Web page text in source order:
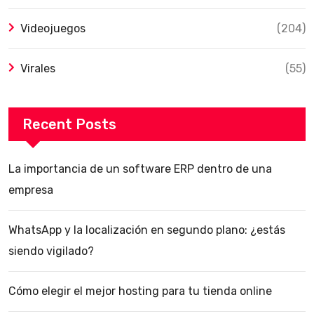
Videojuegos (204)
Virales (55)
Recent Posts
La importancia de un software ERP dentro de una
empresa
WhatsApp y la localización en segundo plano: ¿estás
siendo vigilado?
Cómo elegir el mejor hosting para tu tienda online